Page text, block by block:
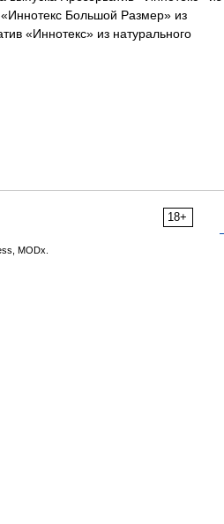
«Иннотекс Большой Размер» из
«Иннотекс» из натурального
18+
MODx.